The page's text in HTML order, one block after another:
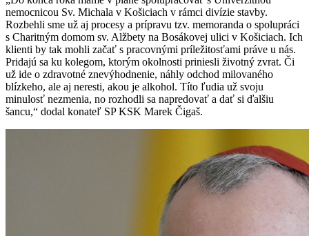
nemocnicou Sv. Michala v Košiciach v rámci divízie stavby.
Rozbehli sme už aj procesy a prípravu tzv. memoranda o spolupráci
s Charitným domom sv. Alžbety na Bosákovej ulici v Košiciach. Ich
klienti by tak mohli začať s pracovnými príležitosťami práve u nás.
Pridajú sa ku kolegom, ktorým okolnosti priniesli životný zvrat. Či
už ide o zdravotné znevýhodnenie, náhly odchod milovaného
blízkeho, ale aj neresti, akou je alkohol. Títo ľudia už svoju
minulosť nezmenia, no rozhodli sa napredovať a dať si ďalšiu
šancu,“ dodal konateľ SP KSK Marek Čigaš.